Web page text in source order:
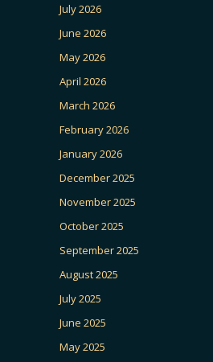
July 2026
June 2026
May 2026
April 2026
March 2026
February 2026
January 2026
December 2025
November 2025
October 2025
September 2025
August 2025
July 2025
June 2025
May 2025